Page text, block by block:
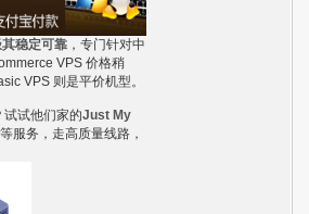
稳定可靠 ，专门针对中
VPS 价格稍
VPS 则是平价机型。
试他们家的Just My
服务，走高质量线路，